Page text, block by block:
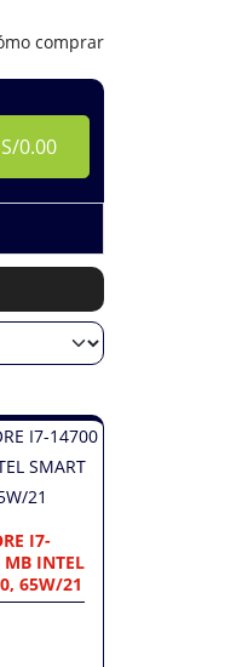
comprar
0.00
I7-
INTEL
65W/21